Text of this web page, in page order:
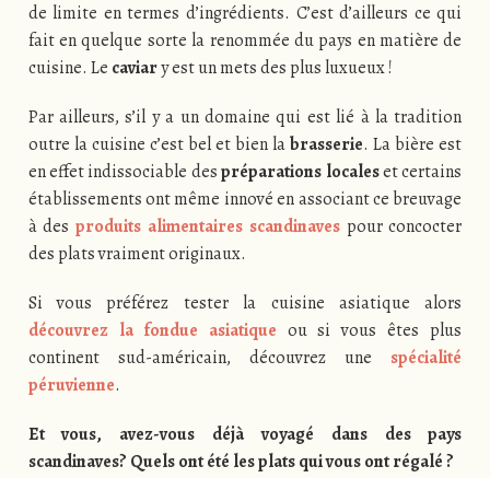
de limite en termes d’ingrédients. C’est d’ailleurs ce qui
fait en quelque sorte la renommée du pays en matière de
cuisine. Le caviary est un mets des plus luxueux !
Par ailleurs, s’il y a un domaine qui est lié à la tradition
outre la cuisine c’est bel et bien labrasserie. La bière est
en effet indissociable despréparations localeset certains
établissements ont même innové en associant ce breuvage
à desproduits alimentaires scandinavespour concocter
des plats vraiment originaux.
Si vous préférez tester la cuisine asiatique alors
découvrez la fondue asiatique ou si vous êtes plus
continent sud-américain, découvrez une spécialité
péruvienne.
Et vous, avez-vous déjà voyagé dans des pays
scandinaves? Quels ont été les plats qui vous ont régalé ?